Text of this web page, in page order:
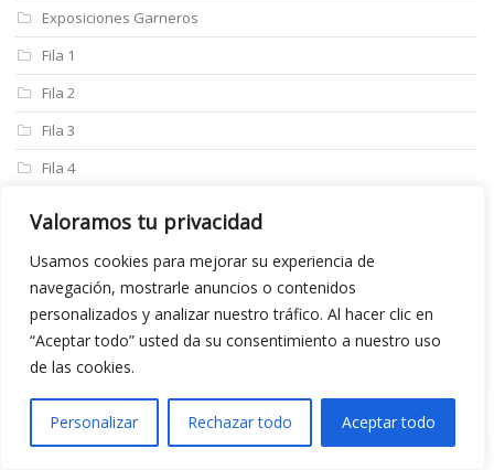
Valoramos tu privacidad
Usamos cookies para mejorar su experiencia de
navegación, mostrarle anuncios o contenidos
personalizados y analizar nuestro tráfico. Al hacer clic en
“Aceptar todo” usted da su consentimiento a nuestro uso
de las cookies.
Personalizar Rechazar todo Aceptar todo
Exposiciones Garneros
Fila 1
Fila 2
Fila 3
Fila 4
Fotos Antiguas
Futbol
gastronomía menus
Gastronomía servicio a domicilio